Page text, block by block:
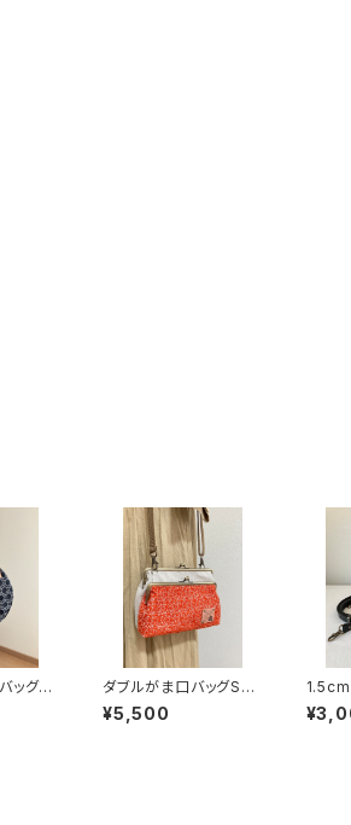
ッグ
サー
ダブルがま口バッグSサ
イズ(オレンジツイード)
持ち手別売り
¥5,500
1.5cm
ーひも